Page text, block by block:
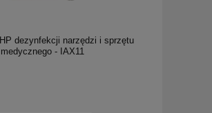
dezynfekcji narzędzi i sprzętu
medycznego - IAX11